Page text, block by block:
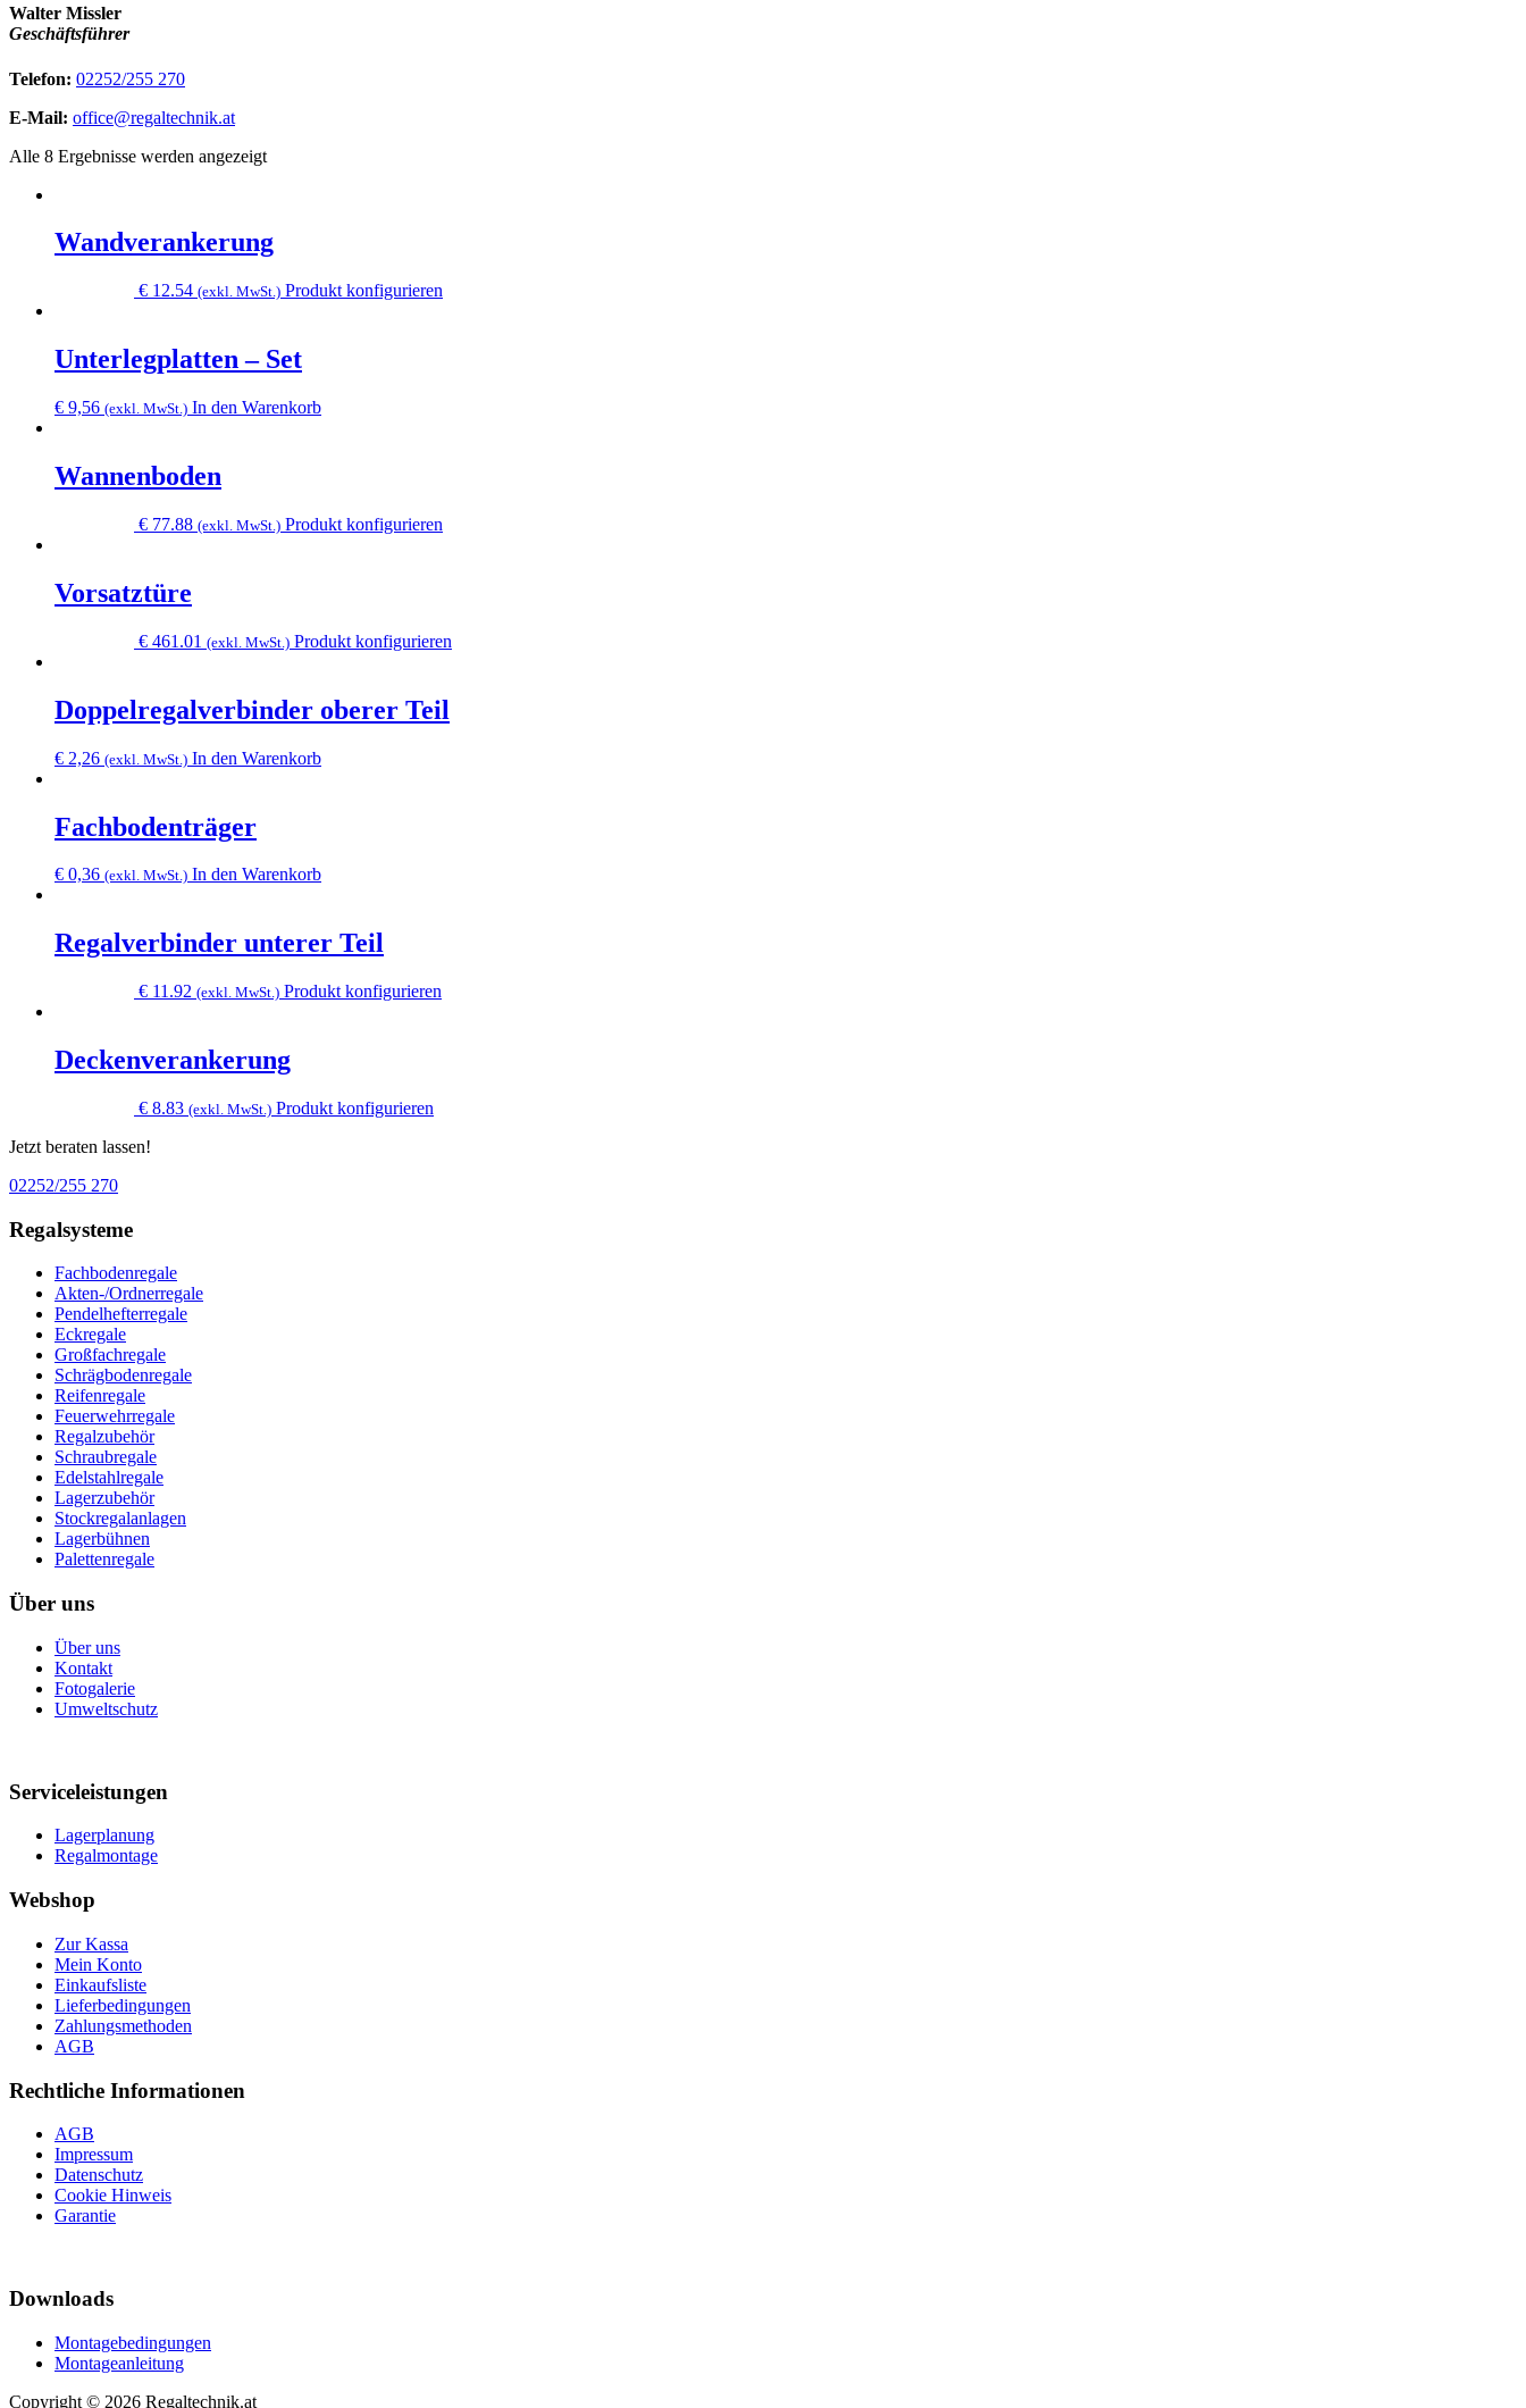
Walter Missler
Geschäftsführer
Telefon: 02252/255 270
E-Mail: office@regaltechnik.at
Alle 8 Ergebnisse werden angezeigt
Wandverankerung
€ 12.54 (exkl. MwSt.) Produkt konfigurieren
gewählt
Unterlegplatten – Set
€ 9,56 (exkl. MwSt.) In den Warenkorb
Wannenboden
€ 77.88 (exkl. MwSt.) Produkt konfigurieren
Die
auf
der
Vorsatztüre
€ 461.01 (exkl. MwSt.) Produkt konfigurieren
Doppelregalverbinder oberer Teil
€ 2,26 (exkl. MwSt.) In den Warenkorb
Fachbodenträger
€ 0,36 (exkl. MwSt.) In den Warenkorb
Regalverbinder unterer Teil
€ 11.92 (exkl. MwSt.) Produkt konfigurieren
Deckenverankerung
€ 8.83 (exkl. MwSt.) Produkt konfigurieren
Jetzt beraten lassen!
02252/255 270
Regalsysteme
Fachbodenregale
Akten-/Ordnerregale
Pendelhefterregale
Eckregale
Großfachregale
Schrägbodenregale
Reifenregale
Feuerwehrregale
Regalzubehör
Schraubregale
Edelstahlregale
Lagerzubehör
Stockregalanlagen
Lagerbühnen
Palettenregale
Über uns
Über uns
Kontakt
Fotogalerie
Umweltschutz
Serviceleistungen
Lagerplanung
Regalmontage
Webshop
Zur Kassa
Mein Konto
Einkaufsliste
Lieferbedingungen
Zahlungsmethoden
AGB
Rechtliche Informationen
AGB
Impressum
Datenschutz
Cookie Hinweis
Garantie
Downloads
Montagebedingungen
Montageanleitung
Copyright © 2026 Regaltechnik.at